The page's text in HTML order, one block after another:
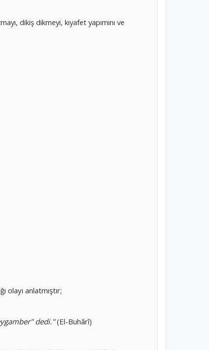
dikiş dikmeyi, kıyafet yapımını ve
olayı anlatmıştır;
dedi."(El-Buhârî)